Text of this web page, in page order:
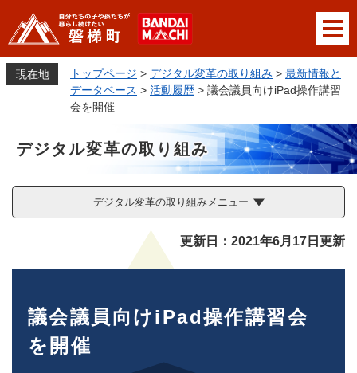
ジ
の
先
メニューを飛ばして本文へ
現在地 トップページ > デジタル変革の取り組み > 最新情報と
データベース > 活動履歴 > 議会議員向けiPad操作講習
会を開催
デジタル変革の取り組み
デジタル変革の取り組みメニュー
更新日：2021年6月17日更新
議会議員向けiPad操作講習会
を開催